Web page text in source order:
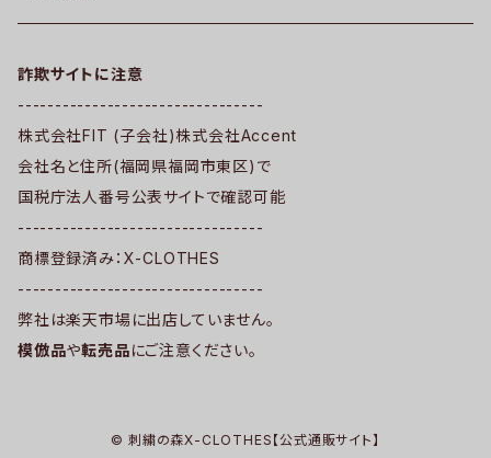
詐欺サイトに注意
---------------------------------
株式会社FIT (子会社)株式会社Accent
会社名と住所(福岡県福岡市東区)で
国税庁法人番号公表サイトで確認可能
---------------------------------
商標登録済み：X-CLOTHES
---------------------------------
弊社は楽天市場に出店していません。
模倣品や転売品にご注意ください。
© 刺繍の森X-CLOTHES【公式通販サイト】